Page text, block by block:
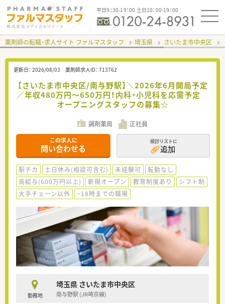
平日9：30-19：00 土日10：00-19：00
薬剤師の転職・求人サイト ファルマスタッフ 埼玉県 さいたま市中央区
更新日： 2026/08/03 薬剤師求人ID： 713762
【さいたま市中央区/南与野駅】＼2026年6月開局予定
／年収480万円～650万円！内科・小児科を応需予定
オープニングスタッフの募集☆
調剤薬局 正社員
この求人に
問い合わせる
検討リストに
追加
駅チカ 土日休み(相談可含む) 未経験可
転勤なし
高給与(600万円以上)
新規オープン 教育制度あり
シフト制
大手チェーン以外
~18時までの職場
勤務地
埼玉県 さいたま市中央区
南与野駅 (JR埼京線)